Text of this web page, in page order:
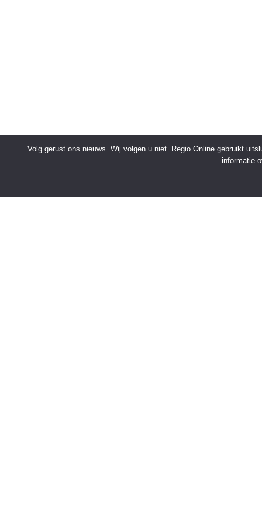
Volg gerust ons nieuws. Wij volgen u niet. Regio Online gebruikt
informatie